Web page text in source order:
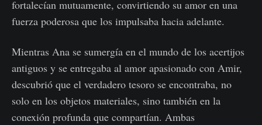
fortalecían mutuamente, convirtiendo su amor en una
fuerza poderosa que los impulsaba hacia adelante.
Mientras Ana se sumergía en el mundo de los acertijos
antiguos y se entregaba al amor apasionado con Amir,
descubrió que el verdadero tesoro se encontraba, no
solo en los objetos materiales, sino también en la
conexión profunda que compartían. Ambas